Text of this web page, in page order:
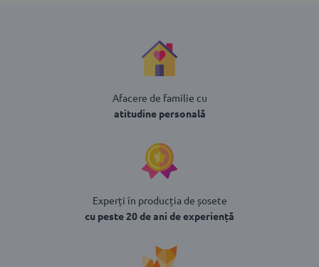
Afacere de familie cu
atitudine personală
Experți în producția de șosete
cu peste 20 de ani de experiență